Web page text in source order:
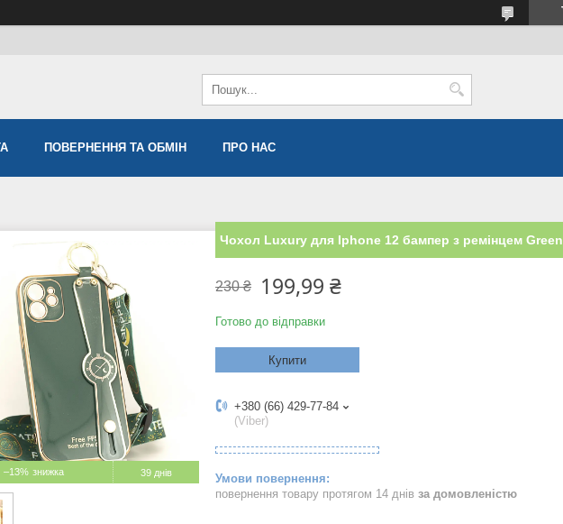
ПОВЕРНЕННЯ ТА ОБМІН ПРО НАС
–13% 39 днів
Чохол Luxury для Iphone 12 бампер з ремінцем Green
230 ₴ 199,99 ₴
Готово до відправки
Купити
+380 (66) 429-77-84
(Viber)
повернення товару протягом 14 днів за домовленістю